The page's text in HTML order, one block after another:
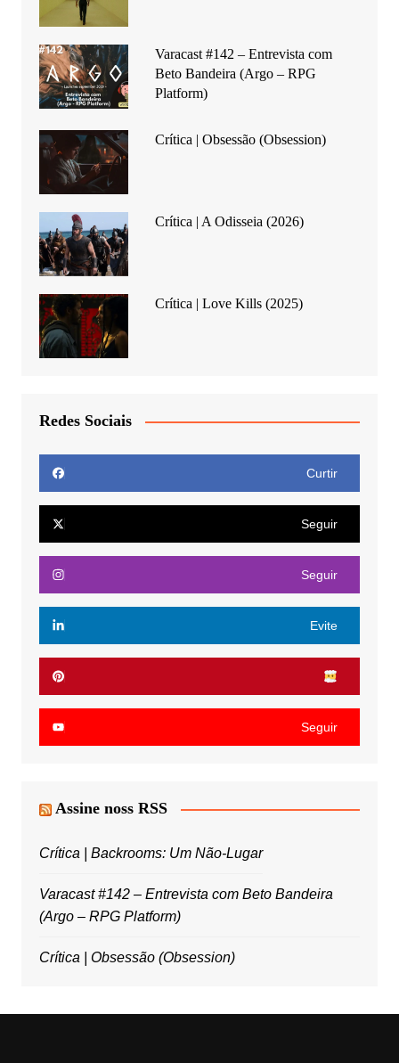
Varacast #142 – Entrevista com
Beto Bandeira (Argo – RPG
Platform)
Crítica | Obsessão (Obsession)
Crítica | A Odisseia (2026)
Crítica | Love Kills (2025)
Redes Sociais
Curtir
Seguir
Seguir
Evite
Seguir
Assine noss RSS
Crítica | Backrooms: Um Não-Lugar
Varacast #142 – Entrevista com Beto Bandeira
(Argo – RPG Platform)
Crítica | Obsessão (Obsession)